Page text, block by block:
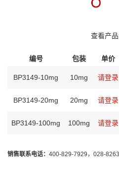
查看产
编号 包装 单价
BP3149-10mg 10mg 请登录
BP3149-20mg 20mg 请登录
BP3149-100mg 100mg 请登录
销售联系电话： 400-829-7929，028-